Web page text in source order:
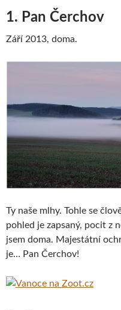
1. Pan Čerchov
Září 2013, doma.
Ty naše mlhy. Tohle se
pohled je zapsaný, pocit z
jsem doma. Majestátní
je… Pan Čerchov!